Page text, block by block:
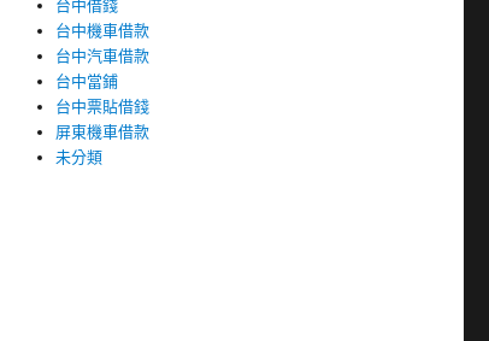
台中借錢
台中機車借款
台中汽車借款
台中當鋪
台中票貼借錢
屏東機車借款
未分類